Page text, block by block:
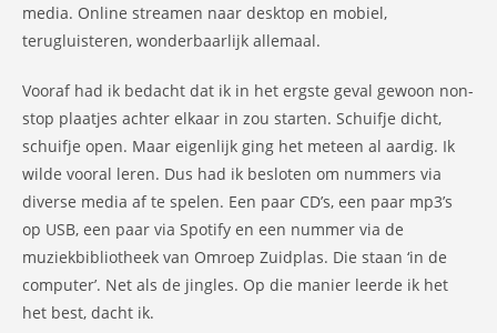
media. Online streamen naar desktop en mobiel,
terugluisteren, wonderbaarlijk allemaal.
Vooraf had ik bedacht dat ik in het ergste geval gewoon non-
stop plaatjes achter elkaar in zou starten. Schuifje dicht,
schuifje open. Maar eigenlijk ging het meteen al aardig. Ik
wilde vooral leren. Dus had ik besloten om nummers via
diverse media af te spelen. Een paar CD’s, een paar mp3’s
op USB, een paar via Spotify en een nummer via de
muziekbibliotheek van Omroep Zuidplas. Die staan ‘in de
computer’. Net als de jingles. Op die manier leerde ik het
het best, dacht ik.